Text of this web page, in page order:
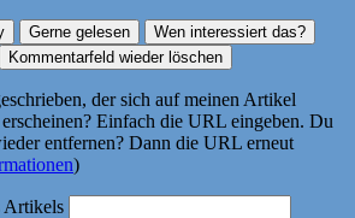
der sich auf meinen Artikel
Einfach die URL eingeben. Du
entfernen? Dann die URL erneut
)
Artikels